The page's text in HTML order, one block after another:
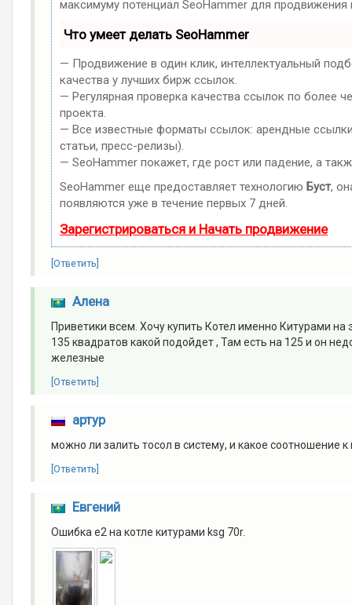
максимуму потенциал SeoHammer для продвижения
Что умеет делать SeoHammer
— Продвижение в один клик, интеллектуальный
качества у лучших бирж ссылок.
— Регулярная проверка качества ссылок по более
проекта.
— Все известные форматы ссылок: арендные
статьи, пресс-релизы).
— SeoHammer покажет, где рост или падение, а
SeoHammer еще предоставляет технологиюБуст,
появляются уже в течение первых 7 дней.
Зарегистрироваться и Начать продвижение
[Ответить]
Алена
Приветики всем. Хочу купить Котел именно Китурами
135 квадратов какой подойдет , Там есть на 125 и он
железные
[Ответить]
артур
можно ли залить тосол в систему, и какое соотношение
[Ответить]
Евгений
Ошибка е2 на котле китурами ksg 70r.